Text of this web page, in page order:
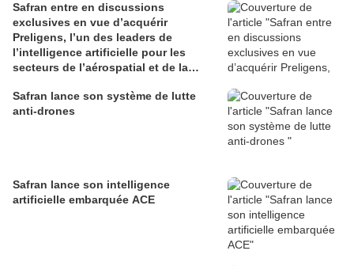
Safran entre en discussions
exclusives en vue d’acquérir
Preligens, l’un des leaders de
l’intelligence artificielle pour les
secteurs de l’aérospatial et de la
Safran lance son système de lutte
anti-drones
Safran lance son intelligence
artificielle embarquée ACE